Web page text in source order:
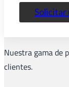
Solicitar
Nuestra gama de
clientes.